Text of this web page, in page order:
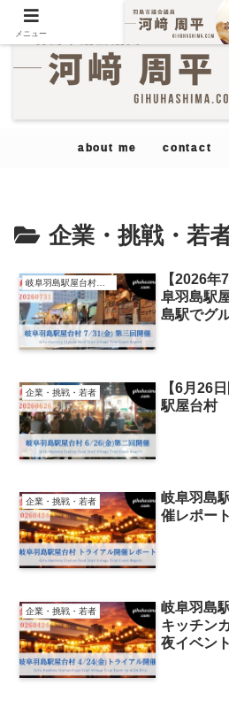
about me contact
企業・挑戦・若
岐阜羽島駅屋台村構想
【2026
阜羽島駅
島駅でグ
企業・挑戦・若者
【6月26
駅屋台村
企業・挑戦・若者
岐阜羽島
催レポート
企業・挑戦・若者
岐阜羽島
キッチン
夜イベン
メニュー